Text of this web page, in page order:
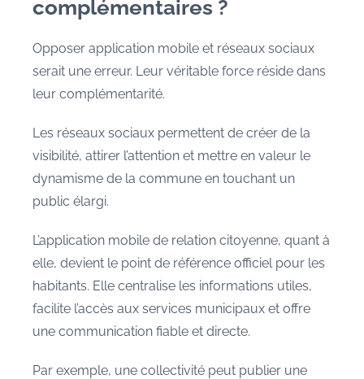
complémentaires ?
Opposer application mobile et réseaux sociaux
serait une erreur. Leur véritable force réside dans
leur complémentarité.
Les réseaux sociaux permettent de créer de la
visibilité, attirer l’attention et mettre en valeur le
dynamisme de la commune en touchant un
public élargi.
L’application mobile de relation citoyenne, quant à
elle, devient le point de référence officiel pour les
habitants. Elle centralise les informations utiles,
facilite l’accès aux services municipaux et offre
une communication fiable et directe.
Par exemple, une collectivité peut publier une